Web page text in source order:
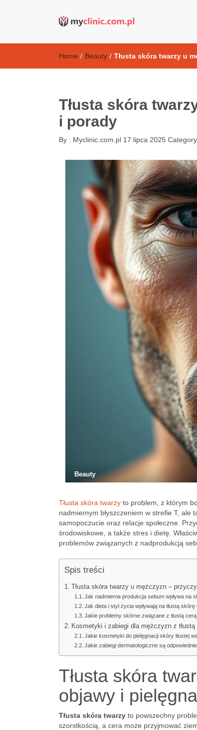
Home / Beauty / Tłusta skóra twarzy u
Tłusta skóra
i porady
By : Myclinic.com.pl 17 lipca 2025
Beauty
Tłusta skóra twarzy to problem, z którym
nadmiernym błyszczeniem w strefie T, ale
samopoczucie oraz relacje społeczne.
środowiskowe, a także stres i dietę.
problemów związanych z nadprodukcją
Spis treści
Tłusta skóra twarzy u mężczyzn –
Jak nadmierna produkcja sebum wpływa na
Jak dieta i styl życia wpływają na tłustą
Jakie problemy skórne związane z tłustą
Kosmetyki i zabiegi dla mężczyzn z tłustą
Jakie kosmetyki do pielęgnacji skóry tłustej
Jakie zabiegi dermatologiczne są
Tłusta skóra
objawy i
Tłusta skóra twarzy to powszechny
szorstkością, a cera może przyjmować